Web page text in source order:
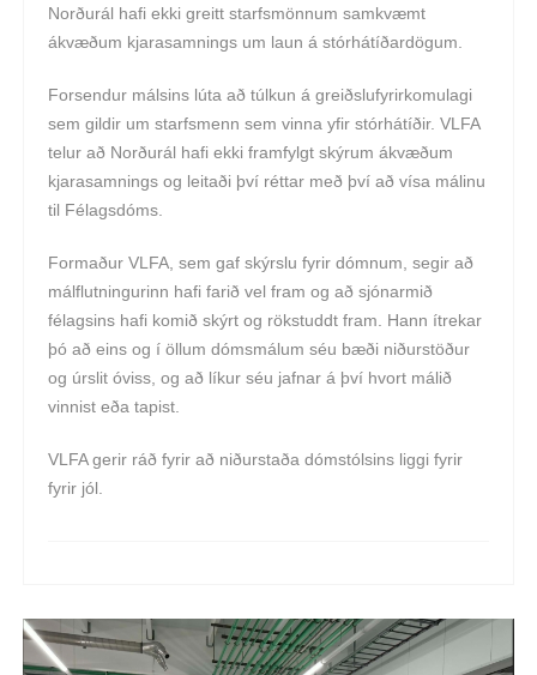
Norðurál hafi ekki greitt starfsmönnum samkvæmt
ákvæðum kjarasamnings um laun á stórhátíðardögum.
Forsendur málsins lúta að túlkun á greiðslufyrirkomulagi
sem gildir um starfsmenn sem vinna yfir stórhátíðir. VLFA
telur að Norðurál hafi ekki framfylgt skýrum ákvæðum
kjarasamnings og leitaði því réttar með því að vísa málinu
til Félagsdóms.
Formaður VLFA, sem gaf skýrslu fyrir dómnum, segir að
málflutningurinn hafi farið vel fram og að sjónarmið
félagsins hafi komið skýrt og rökstuddt fram. Hann ítrekar
þó að eins og í öllum dómsmálum séu bæði niðurstöður
og úrslit óviss, og að líkur séu jafnar á því hvort málið
vinnist eða tapist.
VLFA gerir ráð fyrir að niðurstaða dómstólsins liggi fyrir
fyrir jól.